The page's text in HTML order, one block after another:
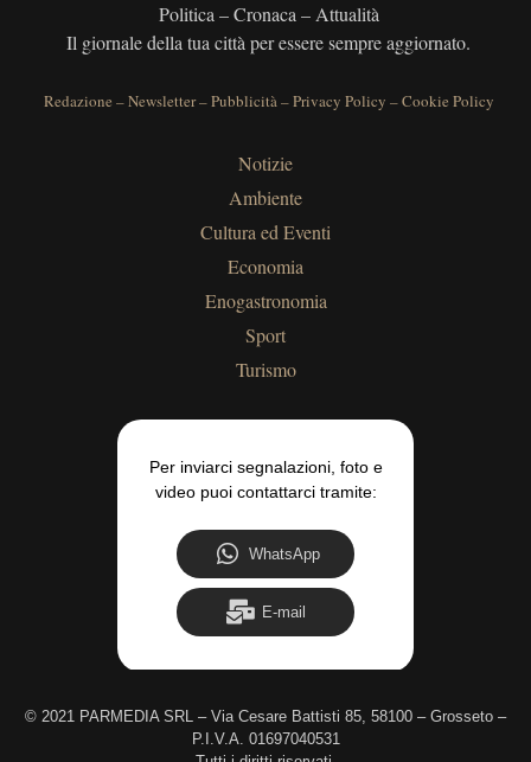
Politica – Cronaca – Attualità
Il giornale della tua città per essere sempre aggiornato.
Redazione –Newsletter–Pubblicità–Privacy Policy –Cookie Policy
Notizie
Ambiente
Cultura ed Eventi
Economia
Enogastronomia
Sport
Turismo
Per inviarci segnalazioni, foto e
video puoi contattarci tramite:
WhatsApp
E-mail
© 2021 PARMEDIA SRL – Via Cesare Battisti 85, 58100 – Grosseto –
P.I.V.A. 01697040531